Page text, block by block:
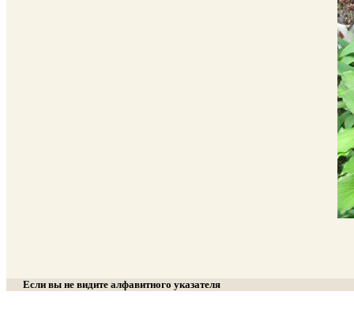
Если вы не видите алфавитного указателя